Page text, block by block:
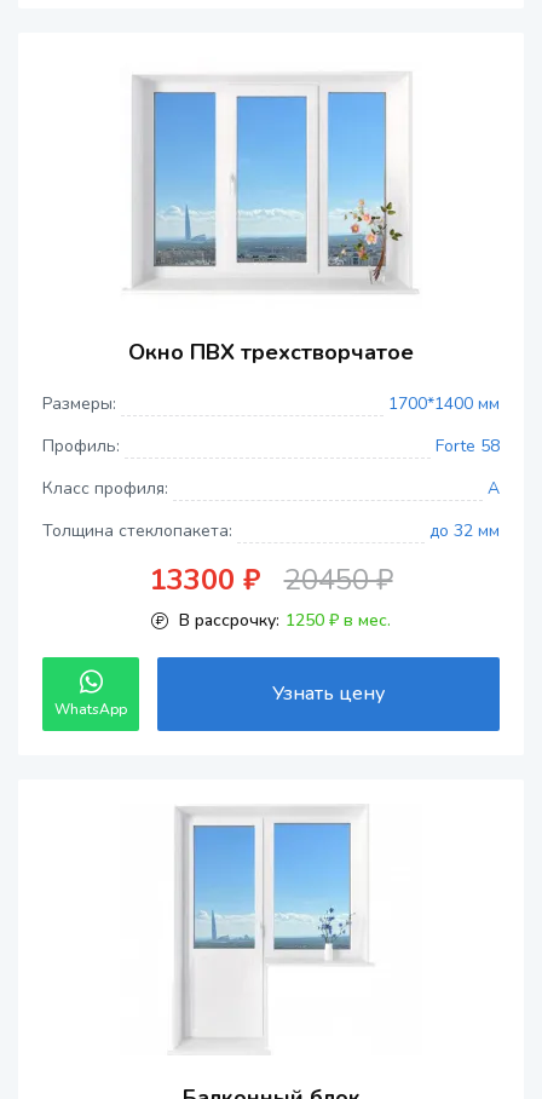
Окно ПВХ трехстворчатое
Размеры:
1700*1400 мм
Профиль:
Forte 58
Класс профиля:
A
Толщина стеклопакета:
до 32 мм
13300 ₽ 20450 ₽
В рассрочку: 1250 ₽ в мес.
WhatsApp
Узнать цену